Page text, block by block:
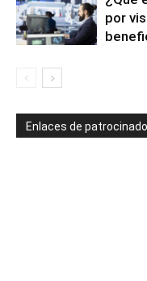
por
Enlaces de